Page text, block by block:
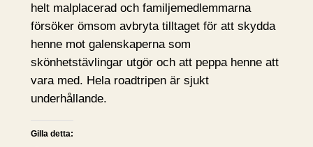
helt malplacerad och familjemedlemmarna
försöker ömsom avbryta tilltaget för att skydda
henne mot galenskaperna som
skönhetstävlingar utgör och att peppa henne att
vara med. Hela roadtripen är sjukt
underhållande.
Gilla detta: